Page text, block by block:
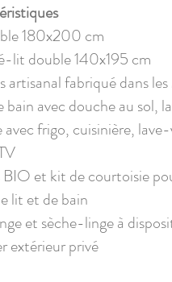
180x200 cm
lit double 140x195 cm
artisanal fabriqué dans
bain avec douche au sol,
avec frigo, cuisinière,
BIO et kit de courtoisie
lit et de bain
et sèche-linge à
extérieur privé​